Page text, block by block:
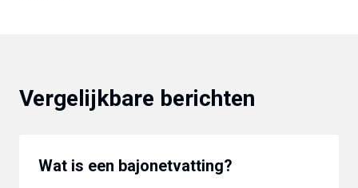
Vergelijkbare berichten
Wat is een bajonetvatting?